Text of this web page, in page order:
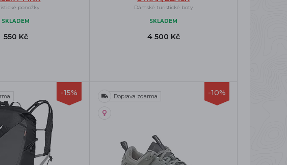
ponožky
SKLADEM
550 Kč
Dámské turistické boty
SKLADEM
4 500 Kč
-15% -10%
Doprava zdarma